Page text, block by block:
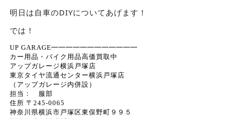
明日は自車のDIYについてあげます！
では！
UP GARAGE━━━━━━━━━━━━
カー用品・バイク用品高価買取中
アップガレージ横浜戸塚店
東京タイヤ流通センター横浜戸塚店
（アップガレージ内併設）
担当： 服部
住所 〒245-0065
神奈川県横浜市戸塚区東俣野町９９５